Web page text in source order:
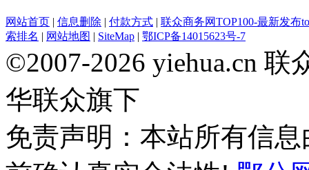
网站首页 | 信息删除 | 付款方式 | 联众商务网TOP100-最新发布
索排名 | 网站地图 | SiteMap | 鄂ICP备14015623号-7
©2007-2026 yiehua.cn
华联众旗下
免责声明：本站所有信